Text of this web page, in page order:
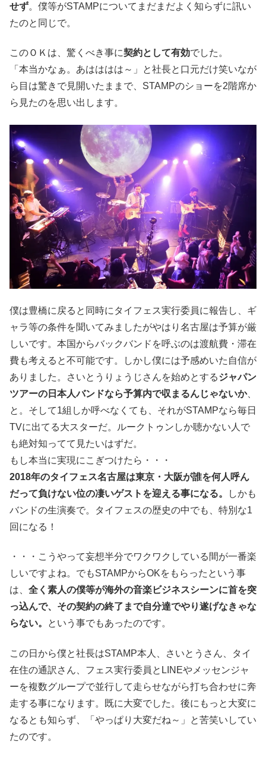
せず。僕等がSTAMPについてまだまだよく知らずに訊い
たのと同じで。
このＯＫは、驚くべき事に契約として有効でした。
「本当かなぁ。あはははは～」と社長と口元だけ笑いなが
ら目は驚きで見開いたままで、STAMPのショーを2階席か
ら見たのを思い出します。
僕は豊橋に戻ると同時にタイフェス実行委員に報告し、ギ
ャラ等の条件を聞いてみましたがやはり名古屋は予算が厳
しいです。本国からバックバンドを呼ぶのは渡航費・滞在
費も考えると不可能です。しかし僕には予感めいた自信が
ありました。さいとうりょうじさんを始めとするジャパン
ツアーの日本人バンドなら予算内で収まるんじゃないか、
と。そして1組しか呼べなくても、それがSTAMPなら毎日
TVに出てる大スターだ。ルークトゥンしか聴かない人で
も絶対知ってて見たいはずだ。
もし本当に実現にこぎつけたら・・・
2018年のタイフェス名古屋は東京・大阪が誰を何人呼ん
だって負けない位の凄いゲストを迎える事になる。
しかも
バンドの生演奏で。タイフェスの歴史の中でも、特別な1
回になる！
・・・こうやって妄想半分でワクワクしている間が一番楽
しいですよね。でもSTAMPからOKをもらったという事
は、 全く素人の僕等が海外の音楽ビジネスシーンに首を突
っ込んで、その契約の終了まで自分達でやり遂げなきゃな
らない。
という事でもあったのです。
この日から僕と社長はSTAMP本人、さいとうさん、タイ
在住の通訳さん、フェス実行委員とLINEやメッセンジャ
ーを複数グループで並行して走らせながら打ち合わせに奔
走する事になります。既に大変でした。後にもっと大変に
なるとも知らず、「やっぱり大変だね～」と苦笑いしてい
たのです。